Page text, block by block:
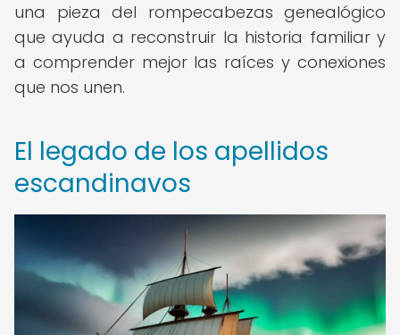
una pieza del rompecabezas genealógico
que ayuda a reconstruir la historia familiar y
a comprender mejor las raíces y conexiones
que nos unen.
El legado de los apellidos
escandinavos